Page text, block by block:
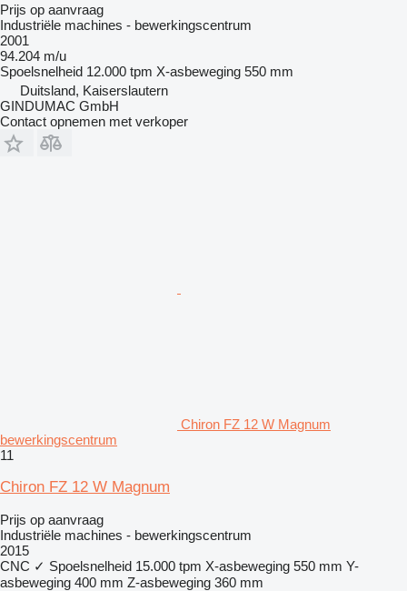
Prijs op aanvraag
Industriële machines - bewerkingscentrum
2001
94.204 m/u
Spoelsnelheid 12.000 tpm X-asbeweging 550 mm
Duitsland, Kaiserslautern
GINDUMAC GmbH
Contact opnemen met verkoper
Chiron FZ 12 W Magnum
bewerkingscentrum
11
Chiron FZ 12 W Magnum
Prijs op aanvraag
Industriële machines - bewerkingscentrum
2015
CNC ✓ Spoelsnelheid 15.000 tpm X-asbeweging 550 mm Y-
asbeweging 400 mm Z-asbeweging 360 mm